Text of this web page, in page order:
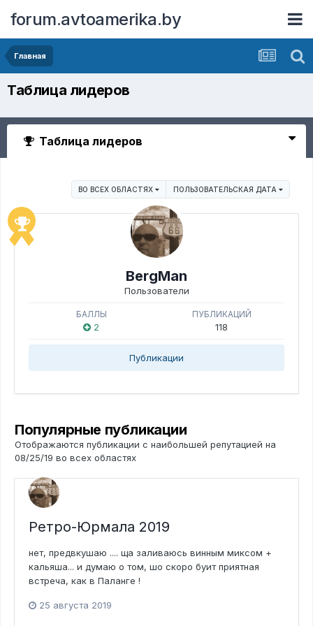
forum.avtoamerika.by
Главная
Таблица лидеров
Таблица лидеров
ВО ВСЕХ ОБЛАСТЯХ ПОЛЬЗОВАТЕЛЬСКАЯ ДАТА
BergMan
Пользователи
БАЛЛЫ
2
ПУБЛИКАЦИЙ
118
Публикации
Популярные публикации
Отображаются публикации с наибольшей репутацией на
08/25/19 во всех областях
Ретро-Юрмала 2019
нет, предвкушаю .... ща заливаюсь винным миксом +
кальяша... и думаю о том, шо скоро буит приятная
встреча, как в Паланге !
25 августа 2019